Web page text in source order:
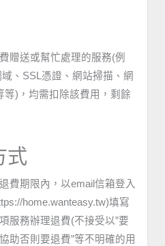
贈送或幫忙處理的服務(例
、SSL憑證、網站掃描、網
等)，均需扣除該費用，剩餘
式
費期限內，以email信箱登入
home.wanteasy.tw)填寫
服務辦理退費(不接受以”要
助否則要退費”等不明確的用